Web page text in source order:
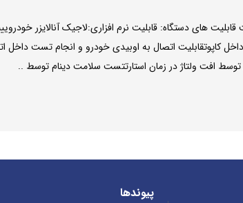
های دستگاه: قابلیت نرم افزاری:لاجیک آنالایزر
کاپوتقابلیت اتصال به اوبیدی خودرو و انجام تست داخل
افت ولتاژ در زمان استارتتست سلامت دینام توسط ..
پیوندها